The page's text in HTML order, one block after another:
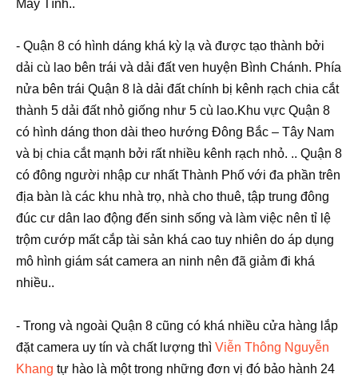
Máy Tính..
- Quận 8 có hình dáng khá kỳ lạ và được tạo thành bởi
dải cù lao bên trái và dải đất ven huyện Bình Chánh. Phía
nửa bên trái Quận 8 là dải đất chính bị kênh rạch chia cắt
thành 5 dải đất nhỏ giống như 5 cù lao.Khu vực Quận 8
có hình dáng thon dài theo hướng Đông Bắc – Tây Nam
và bị chia cắt mạnh bởi rất nhiều kênh rạch nhỏ. .. Quận 8
có đông người nhập cư nhất Thành Phố với đa phần trên
địa bàn là các khu nhà trọ, nhà cho thuê, tập trung đông
đúc cư dân lao động đến sinh sống và làm việc nên tỉ lệ
trộm cướp mất cắp tài sản khá cao tuy nhiên do áp dụng
mô hình giám sát camera an ninh nên đã giảm đi khá
nhiều..
- Trong và ngoài Quận 8 cũng có khá nhiều cửa hàng lắp
đặt camera uy tín và chất lượng thì Viễn Thông Nguyễn
Khang tự hào là một trong những đơn vị đó bảo hành 24